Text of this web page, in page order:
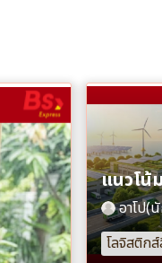
อาโป(
โลจิสติกส์